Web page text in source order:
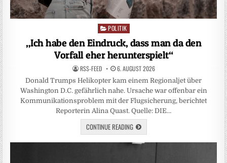
Posted
in
POLITIK
„Ich habe den Eindruck, dass man da den
Vorfall eher herunterspielt“
RSS-FEED 6. AUGUST 2026
Donald Trumps Helikopter kam einem Regionaljet über
Washington D.C. gefährlich nahe. Ursache war offenbar ein
Kommunikationsproblem mit der Flugsicherung, berichtet
Reporterin Alina Quast. Quelle: DIE…
CONTINUE READING